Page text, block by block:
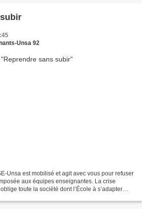
Unsa 92
Unsa est mobilisé et agit avec vous pour refuser
aux équipes enseignantes. La crise
toute la société dont l’École à s’adapter